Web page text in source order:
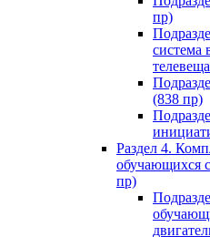
пр)
система
(838 пр)
Раздел 4.
обучающихся
пр)